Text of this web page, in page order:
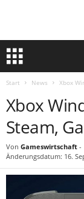
Start News Xbox
Xbox
Steam,
Von Gameswirtschaft -
Änderungsdatum: 16.